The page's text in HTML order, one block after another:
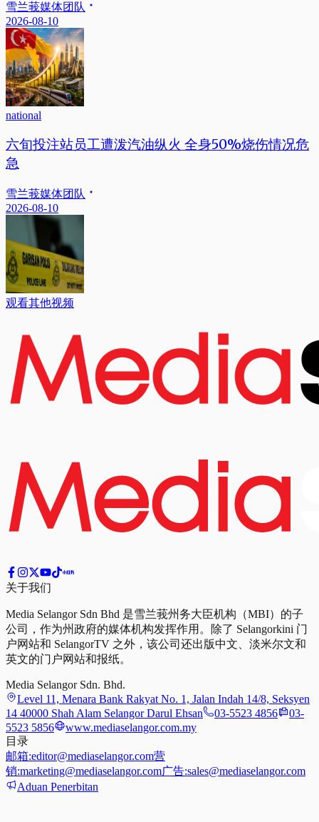
雪兰莪媒体团队
2026-08-10
national
六旬投注站员工遭泼汽油纵火 全身50%烧伤情况危
急
雪兰莪媒体团队
2026-08-10
观看其他视频
关于我们
Media Selangor Sdn Bhd 是雪兰莪州务大臣机构（MBI）的子
公司，作为州政府的媒体机构发挥作用。除了 Selangorkini 门
户网站和 SelangorTV 之外，该公司还出版中文、淡米尔文和
英文的门户网站和报纸。
Media Selangor Sdn. Bhd.
Level 11, Menara Bank Rakyat No. 1, Jalan Indah 14/8, Seksyen
14 40000 Shah Alam Selangor Darul Ehsan
03-5523 4856
03-
5523 5856
www.mediaselangor.com.my
目录
邮箱:editor@mediaselangor.com营
销:marketing@mediaselangor.com广告:sales@mediaselangor.com
Aduan Penerbitan